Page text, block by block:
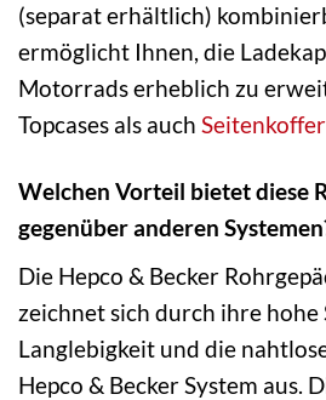
(separat erhältlich)
ermöglicht Ihnen, die
Motorrads erheblich zu
Topcases als auch Seitenkoffer
Welchen Vorteil bietet diese
gegenüber anderen
Die Hepco & Becker
zeichnet sich durch ihre
Langlebigkeit und die
Hepco & Becker System aus.